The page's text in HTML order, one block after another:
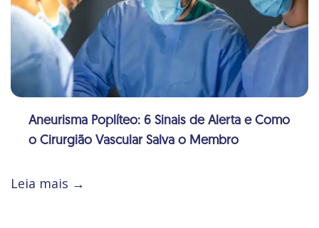
Aneurisma Poplíteo: 6 Sinais de Alerta e Como
o Cirurgião Vascular Salva o Membro
Leia mais →